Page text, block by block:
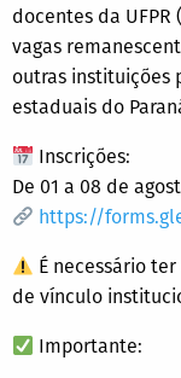
docentes da
vagas
outras instituições
estaduais do
Inscrições:
De 01 a 08 de
https://
É necessário
de vínculo
Importante: